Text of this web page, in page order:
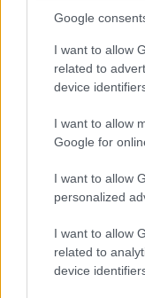
Google
I want to allow
related to
device
I want to allow
Google for
I want to allow
personalized
I want to allow
related to
device
A hozzánk
sokan az
helyezkedtek
A körükben a
népszerűbb.